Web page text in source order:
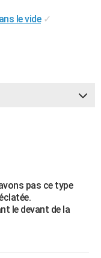
le vide ✓
pas ce type
le devant de la